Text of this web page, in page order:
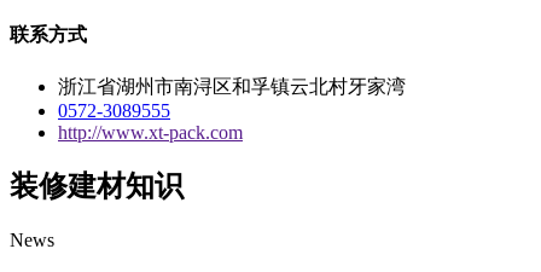
联系方式
浙江省湖州市南浔区和孚镇云北村牙家湾
0572-3089555
http://www.xt-pack.com
装修建材知识
News